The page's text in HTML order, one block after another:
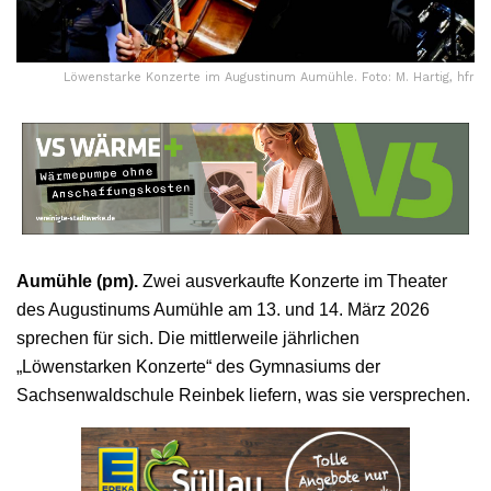
Löwenstarke Konzerte im Augustinum Aumühle. Foto: M. Hartig, hfr
Aumühle (pm). Zwei ausverkaufte Konzerte im Theater
des Augustinums Aumühle am 13. und 14. März 2026
sprechen für sich. Die mittlerweile jährlichen
„Löwenstarken Konzerte“ des Gymnasiums der
Sachsenwaldschule Reinbek liefern, was sie versprechen.